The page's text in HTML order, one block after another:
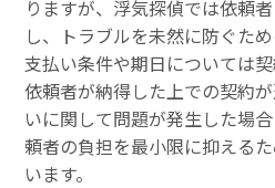
りますが、浮気探偵では依頼
し、トラブルを未然に防ぐた
支払い条件や期日については
依頼者が納得した上での契約
いに関して問題が発生した場
頼者の負担を最小限に抑える
います。